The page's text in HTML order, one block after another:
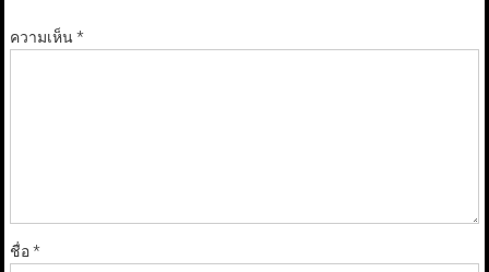
ความเห็น*
ชื่อ*